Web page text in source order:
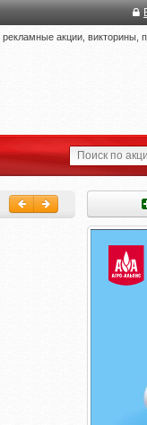
акции, викторины,